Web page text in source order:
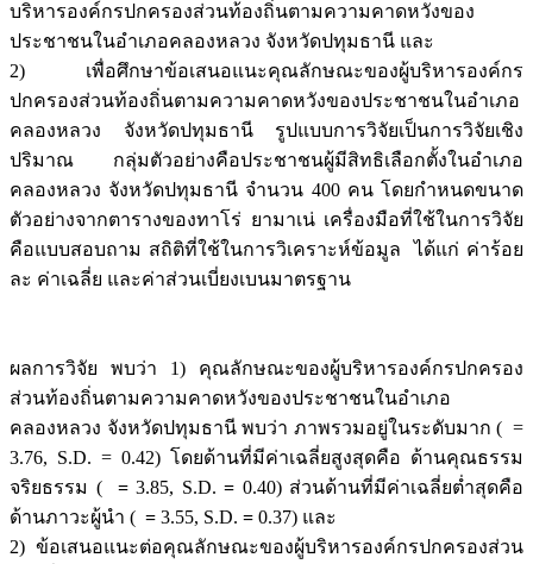
บริหารองค์กรปกครองส่วนท้องถิ่นตามความคาดหวังของ
ประชาชนในอำเภอคลองหลวง จังหวัดปทุมธานี และ
2) เพื่อศึกษาข้อเสนอแนะคุณลักษณะของผู้บริหารองค์กร
ปกครองส่วนท้องถิ่นตามความคาดหวังของประชาชนในอำเภอ
คลองหลวง จังหวัดปทุมธานี รูปแบบการวิจัยเป็นการวิจัยเชิง
ปริมาณ กลุ่มตัวอย่างคือประชาชนผู้มีสิทธิเลือกตั้งในอำเภอ
คลองหลวง จังหวัดปทุมธานี จำนวน 400 คน โดยกำหนดขนาด
ตัวอย่างจากตารางของทาโร่ ยามาเน่ เครื่องมือที่ใช้ในการวิจัย
คือแบบสอบถาม สถิติที่ใช้ในการวิเคราะห์ข้อมูล ได้แก่ ค่าร้อย
ละ ค่าเฉลี่ย และค่าส่วนเบี่ยงเบนมาตรฐาน
ผลการวิจัย พบว่า 1) คุณลักษณะของผู้บริหารองค์กรปกครอง
ส่วนท้องถิ่นตามความคาดหวังของประชาชนในอำเภอ
คลองหลวง จังหวัดปทุมธานี พบว่า ภาพรวมอยู่ในระดับมาก ( =
3.76, S.D. = 0.42) โดยด้านที่มีค่าเฉลี่ยสูงสุดคือ ด้านคุณธรรม
จริยธรรม (
= 3.85, S.D. = 0.40) ส่วนด้านที่มีค่าเฉลี่ยต่ำสุดคือ
ด้านภาวะผู้นำ ( = 3.55, S.D. = 0.37) และ
2) ข้อเสนอแนะต่อคุณลักษณะของผู้บริหารองค์กรปกครองส่วน